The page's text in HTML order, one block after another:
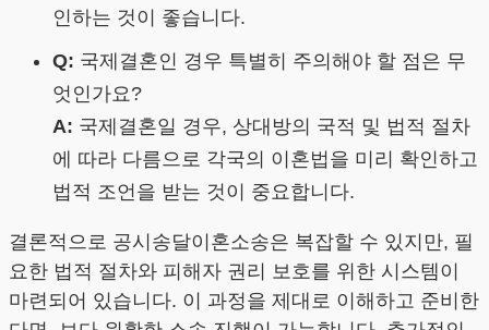
인하는 것이 좋습니다.
Q: 국제결혼인 경우 특별히 주의해야 할 점은 무
엇인가요?
A: 국제결혼일 경우, 상대방의 국적 및 법적 절차
에 따라 다름으로 각국의 이혼법을 미리 확인하고
법적 조언을 받는 것이 중요합니다.
결론적으로 공시송달이혼소송은 복잡할 수 있지만, 필
요한 법적 절차와 피해자 권리 보호를 위한 시스템이
마련되어 있습니다. 이 과정을 제대로 이해하고 준비한